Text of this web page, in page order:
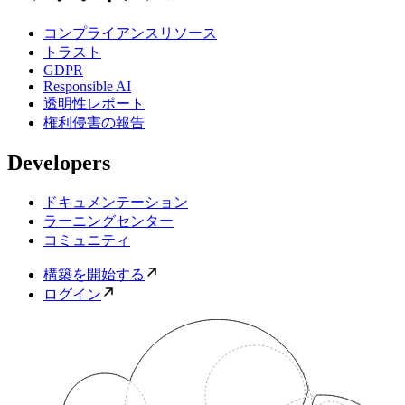
コンプライアンスリソース
トラスト
GDPR
Responsible AI
透明性レポート
権利侵害の報告
Developers
ドキュメンテーション
ラーニングセンター
コミュニティ
構築を開始する
ログイン